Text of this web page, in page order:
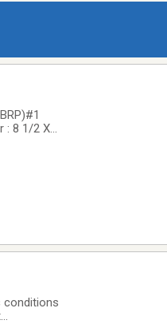
: 8 1/2 X
conditions